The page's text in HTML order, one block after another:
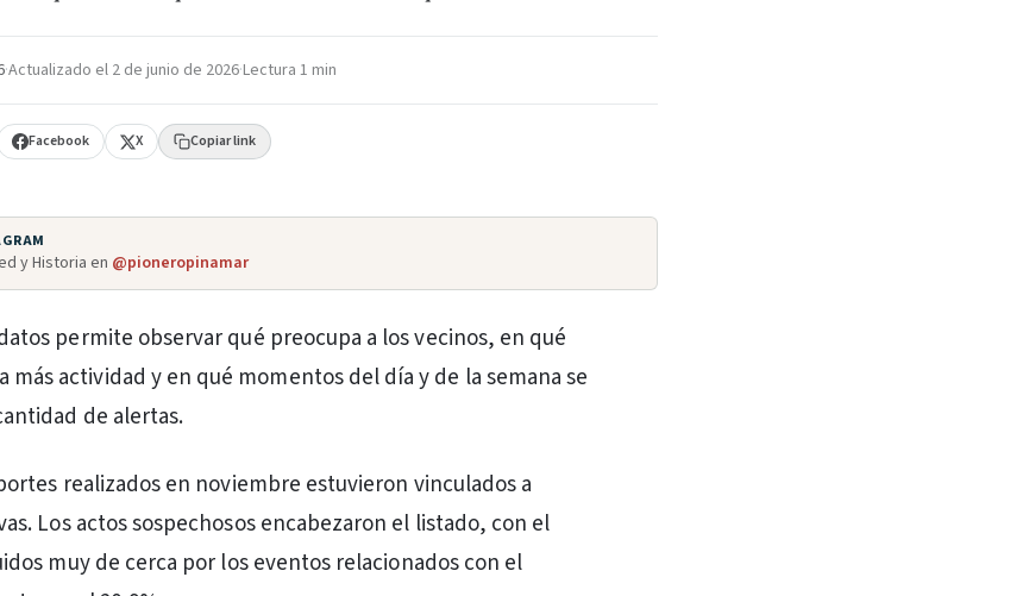
·Actualizado el 2 de junio de 2026·Lectura 1 min
Facebook X Copiar link
y Historia en @pioneropinamar
permite observar qué preocupa a los vecinos, en qué
más actividad y en qué momentos del día y de la semana se
de alertas.
realizados en noviembre estuvieron vinculados a
Los actos sospechosos encabezaron el listado, con el
muy de cerca por los eventos relacionados con el